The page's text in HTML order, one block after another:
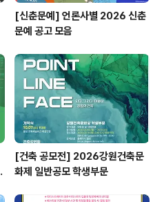
[신춘문예] 언론사별 2026 신춘
문예 공고 모음
[건축 공모전] 2026강원건축문
화제 일반공모 학생부문